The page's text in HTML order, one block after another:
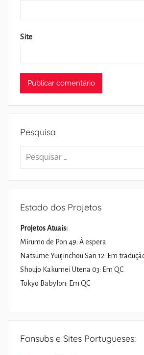
Site
Pesquisa
Pesquisar
Estado dos Projetos
Projetos Atuais:
Mirumo de Pon 49: À espera
Natsume Yuujinchou San 12: Em
Shoujo Kakumei Utena 03: Em QC
Tokyo Babylon: Em QC
Fansubs e Sites Portugueses: